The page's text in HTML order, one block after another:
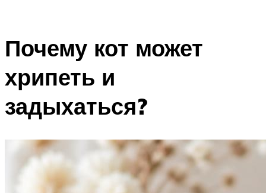
Почему кот может
хрипеть и
задыхаться?